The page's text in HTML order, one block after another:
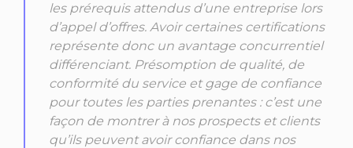
les prérequis attendus d’une entreprise lors
d’appel d’offres. Avoir certaines certifications
représente donc un avantage concurrentiel
différenciant. Présomption de qualité, de
conformité du service et gage de confiance
pour toutes les parties prenantes : c’est une
façon de montrer à nos prospects et clients
qu’ils peuvent avoir confiance dans nos